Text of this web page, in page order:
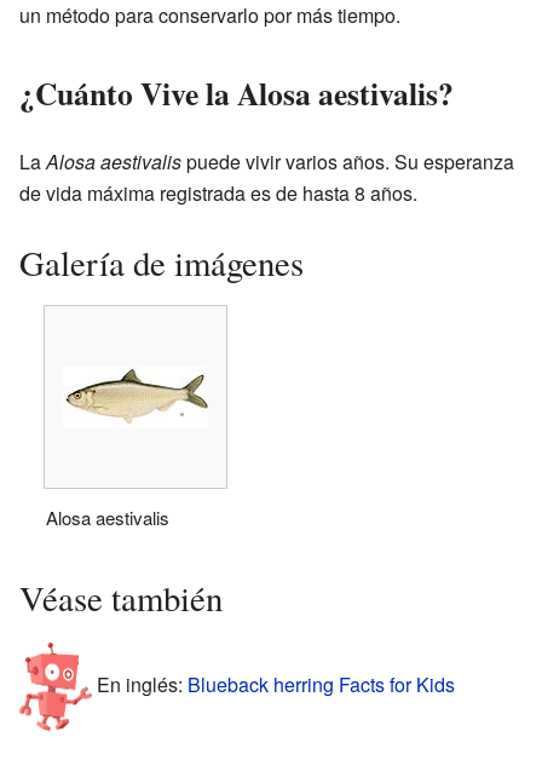
un método para conservarlo por más tiempo.
¿Cuánto Vive la Alosa aestivalis?
LaAlosa aestivalispuede vivir varios años. Su esperanza
de vida máxima registrada es de hasta 8 años.
Galería de imágenes
Alosa aestivalis
Véase también
En inglés: Blueback herring Facts for Kids